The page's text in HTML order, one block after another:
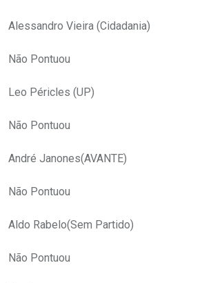
Alessandro Vieira (Cidadania)
Não Pontuou
Leo Péricles (UP)
Não Pontuou
André Janones(AVANTE)
Não Pontuou
Aldo Rabelo(Sem Partido)
Não Pontuou